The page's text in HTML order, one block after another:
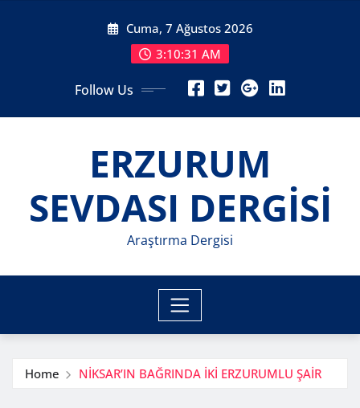
Cuma, 7 Ağustos 2026
3:10:33 AM
Follow Us
ERZURUM
SEVDASI DERGİSİ
Araştırma Dergisi
Home NİKSAR’IN BAĞRINDA İKİ ERZURUMLU ŞAİR